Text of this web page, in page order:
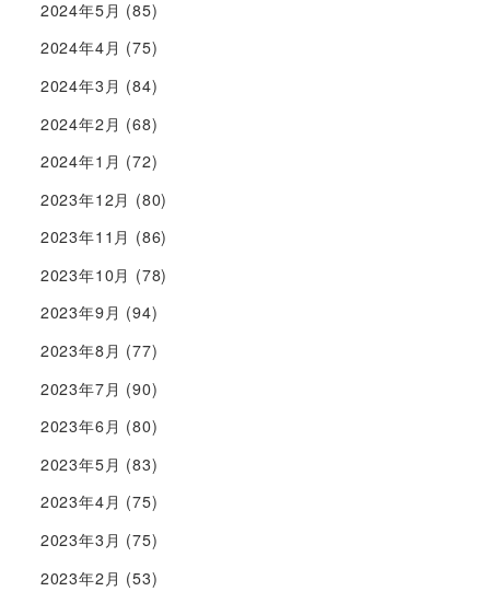
2024年5月 (85)
2024年4月 (75)
2024年3月 (84)
2024年2月 (68)
2024年1月 (72)
2023年12月 (80)
2023年11月 (86)
2023年10月 (78)
2023年9月 (94)
2023年8月 (77)
2023年7月 (90)
2023年6月 (80)
2023年5月 (83)
2023年4月 (75)
2023年3月 (75)
2023年2月 (53)